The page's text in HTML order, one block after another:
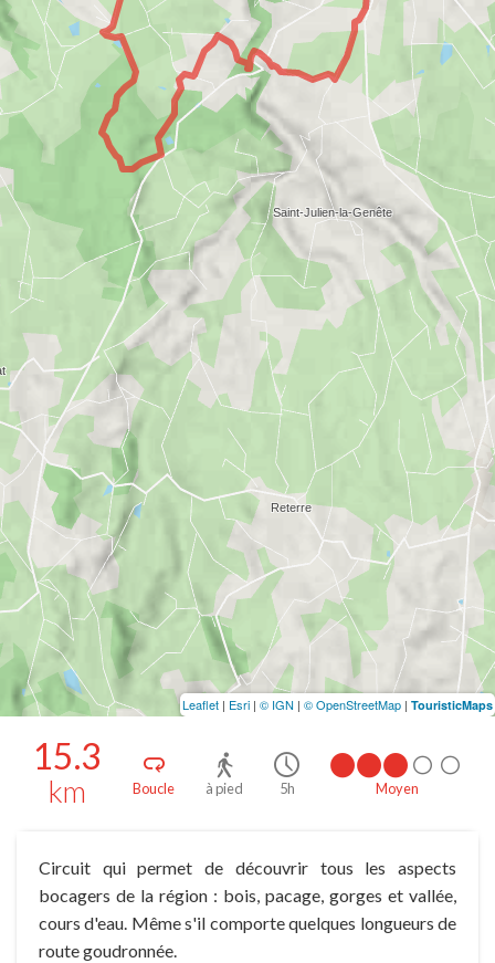
15.3
km Boucle à pied 5h Moyen
Circuit qui permet de découvrir tous les aspects
bocagers de la région : bois, pacage, gorges et vallée,
cours d'eau. Même s'il comporte quelques longueurs de
route goudronnée.
Leaflet | Esri | © IGN | © OpenStreetMap | TouristicMaps